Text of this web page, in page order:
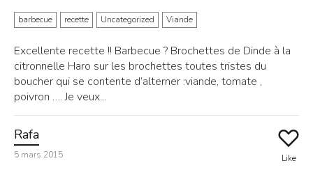
barbecue recette Uncategorized Viande
Excellente recette !! Barbecue ? Brochettes de Dinde à la
citronnelle Haro sur les brochettes toutes tristes du
boucher qui se contente d’alterner :viande, tomate ,
poivron …. Je veux...
Rafa
5 mars 2015 Like